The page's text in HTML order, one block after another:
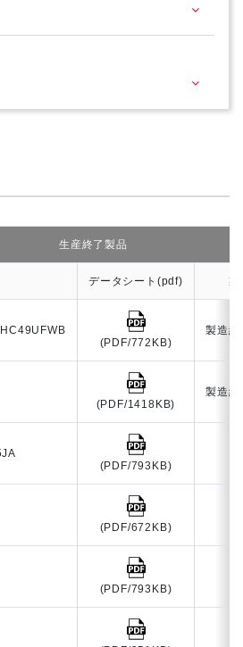
生産終了製品
データシート(pdf) 製
(PDF/772KB)
製造終
(PDF/1418KB)
製造終
(PDF/793KB)
(PDF/672KB)
(PDF/793KB)